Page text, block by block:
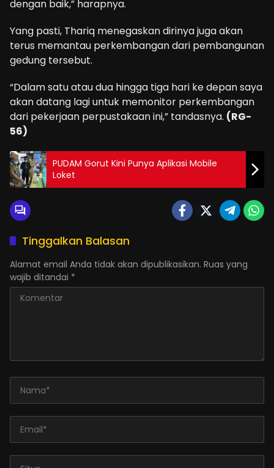
dengan baik,” harapnya.
Yang pasti, Thariq menegaskan dirinya juga akan
terus memantau perkembangan dari pembangunan
gedung tersebut.
“Dalam satu atau dua hingga tiga hari ke depan saya
akan datang lagi untuk memonitor perkembangan
dari pekerjaan perpustakaan ini,” tandasnya. (RG-
56)
PUDAM Gorut Kini Punya Aplikasi Mobile
Loket
Tinggalkan Balasan
Alamat email Anda tidak akan dipublikasikan. Ruas yang
wajib ditandai *